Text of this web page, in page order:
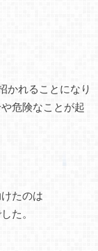
かれることになり
危険なことが起
たのは
た。